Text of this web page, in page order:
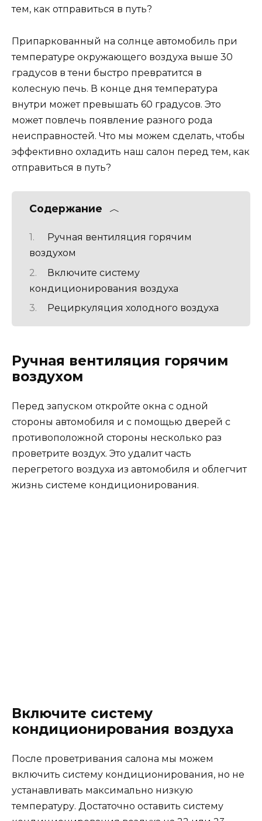
тем, как отправиться в путь?
Припаркованный на солнце автомобиль при
температуре окружающего воздуха выше 30
градусов в тени быстро превратится в
колесную печь. В конце дня температура
внутри может превышать 60 градусов. Это
может повлечь появление разного рода
неисправностей. Что мы можем сделать, чтобы
эффективно охладить наш салон перед тем, как
отправиться в путь?
Содержание
Ручная вентиляция горячим
воздухом
Включите систему
кондиционирования воздуха
Рециркуляция холодного воздуха
Ручная вентиляция горячим
воздухом
Перед запуском откройте окна с одной
стороны автомобиля и с помощью дверей с
противоположной стороны несколько раз
проветрите воздух. Это удалит часть
перегретого воздуха из автомобиля и облегчит
жизнь системе кондиционирования.
Включите систему
кондиционирования воздуха
После проветривания салона мы можем
включить систему кондиционирования, но не
устанавливать максимально низкую
температуру. Достаточно оставить систему